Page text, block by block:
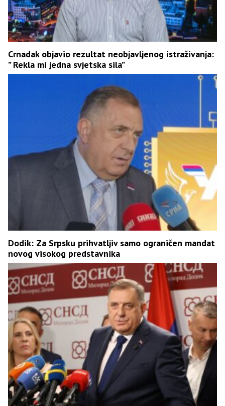
Crnadak objavio rezultat neobjavljenog istraživanja:
” Rekla mi jedna svjetska sila”
Dodik: Za Srpsku prihvatljiv samo ograničen mandat
novog visokog predstavnika